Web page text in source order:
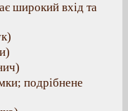
широкий вхід та
подрібнене